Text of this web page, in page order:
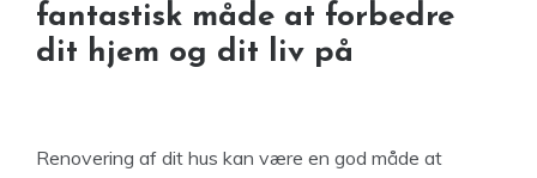
fantastisk måde at forbedre
dit hjem og dit liv på
Renovering af dit hus kan være en god måde at